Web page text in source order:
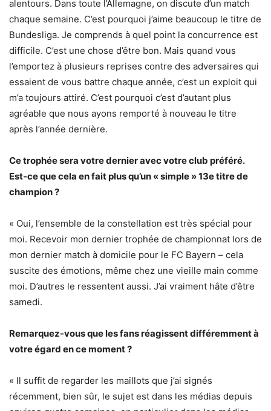
alentours. Dans toute l’Allemagne, on discute d’un match
chaque semaine. C’est pourquoi j’aime beaucoup le titre de
Bundesliga. Je comprends à quel point la concurrence est
difficile. C’est une chose d’être bon. Mais quand vous
l’emportez à plusieurs reprises contre des adversaires qui
essaient de vous battre chaque année, c’est un exploit qui
m’a toujours attiré. C’est pourquoi c’est d’autant plus
agréable que nous ayons remporté à nouveau le titre
après l’année dernière.
Ce trophée sera votre dernier avec votre club préféré.
Est-ce que cela en fait plus qu’un « simple » 13e titre de
champion ?
« Oui, l’ensemble de la constellation est très spécial pour
moi. Recevoir mon dernier trophée de championnat lors de
mon dernier match à domicile pour le FC Bayern – cela
suscite des émotions, même chez une vieille main comme
moi. D’autres le ressentent aussi. J’ai vraiment hâte d’être
samedi.
Remarquez-vous que les fans réagissent différemment à
votre égard en ce moment ?
« Il suffit de regarder les maillots que j’ai signés
récemment, bien sûr, le sujet est dans les médias depuis